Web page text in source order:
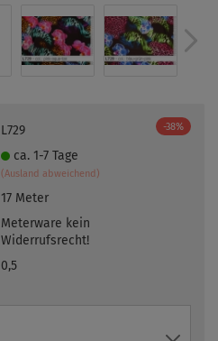
-38%
L729
ca. 1-7 Tage
(Ausland abweichend)
17 Meter
Meterware kein
Widerrufsrecht!
0,5